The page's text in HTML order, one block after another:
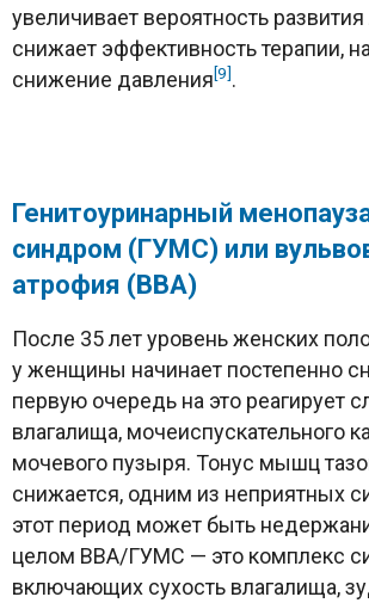
увеличивает вероятность развития
снижает эффективность терапии,
снижение давления[9].
Генитоуринарный
синдром (ГУМС) или
атрофия (ВВА)
После 35 лет уровень женских
у женщины начинает постепенно
первую очередь на это реагирует
влагалища, мочеиспускательного
мочевого пузыря. Тонус мышц
снижается, одним из неприятных
этот период может быть
целом ВВА/ГУМС — это комплекс
включающих сухость влагалища,